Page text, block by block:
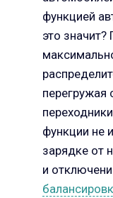
функцией
это
функции не
зарядке от
и